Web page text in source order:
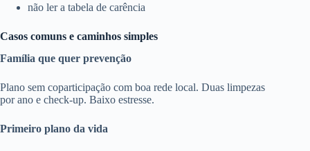
não ler a tabela de carência
Casos comuns e caminhos simples
Família que quer prevenção
Plano sem coparticipação com boa rede local. Duas limpezas
por ano e check-up. Baixo estresse.
Primeiro plano da vida